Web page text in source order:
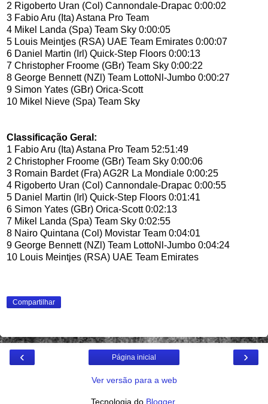
2 Rigoberto Uran (Col) Cannondale-Drapac 0:00:02
3 Fabio Aru (Ita) Astana Pro Team
4 Mikel Landa (Spa) Team Sky 0:00:05
5 Louis Meintjes (RSA) UAE Team Emirates 0:00:07
6 Daniel Martin (Irl) Quick-Step Floors 0:00:13
7 Christopher Froome (GBr) Team Sky 0:00:22
8 George Bennett (NZl) Team LottoNl-Jumbo 0:00:27
9 Simon Yates (GBr) Orica-Scott
10 Mikel Nieve (Spa) Team Sky
Classificação Geral:
1 Fabio Aru (Ita) Astana Pro Team 52:51:49
2 Christopher Froome (GBr) Team Sky 0:00:06
3 Romain Bardet (Fra) AG2R La Mondiale 0:00:25
4 Rigoberto Uran (Col) Cannondale-Drapac 0:00:55
5 Daniel Martin (Irl) Quick-Step Floors 0:01:41
6 Simon Yates (GBr) Orica-Scott 0:02:13
7 Mikel Landa (Spa) Team Sky 0:02:55
8 Nairo Quintana (Col) Movistar Team 0:04:01
9 George Bennett (NZl) Team LottoNl-Jumbo 0:04:24
10 Louis Meintjes (RSA) UAE Team Emirates
Compartilhar
‹ ›
Página inicial
Ver versão para a web
Tecnologia do Blogger.